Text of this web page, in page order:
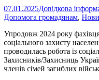
07.01.2025Довідкова
Допомога громадянам,
Упродовж 2024 року
соціального захисту
проводилась робота із
Захисників/Захисниць
членів сімей загиблих